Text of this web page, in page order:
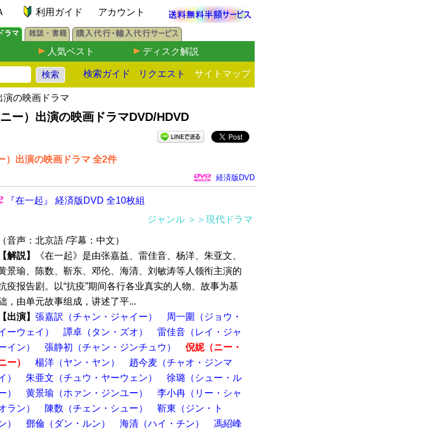
利用ガイド アカウント
人気ベスト ディスク解説
検索ガイド リクエスト サイトマップ
演の映画ドラマ
ー）出演の映画ドラマDVD/HDVD
出演の映画ドラマ 全2件
経済版DVD
『在一起』 経済版DVD 全10枚組
ジャンル ＞＞現代ドラマ
（音声：北京語 /字幕：中文）
【解説】
《在一起》是由张嘉益、雷佳音、杨洋、朱亚文、
景瑜、陈数、靳东、邓伦、海清、刘敏涛等人领衔主演的
疫报告剧。以“抗疫”期间各行各业真实的人物、故事为基
，由单元故事组成，讲述了平...
【出演】 張嘉訳（チャン・ジャイー）
周一圍（ジョウ・
ーウェイ）
譚卓（タン・ズオ）
雷佳音（レイ・ジャ
イン）
張静初（チャン・ジンチュウ）
倪妮（ニー・
ー）
楊洋（ヤン・ヤン）
趙今麦（チャオ・ジンマ
）
朱亜文（チュウ・ヤーウェン）
徐璐（シュー・ル
）
黄景瑜（ホァン・ジンユー）
李小冉（リー・シャ
ラン）
陳数（チェン・シュー）
靳東（ジン・ト
）
鄧倫（ダン・ルン） 海清（ハイ・チン）
馮紹峰